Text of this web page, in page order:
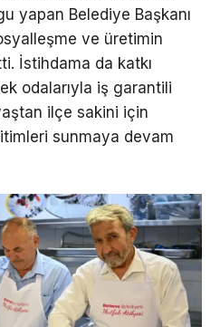
yapan Belediye Başkanı
ve üretimin
İstihdama da katkı
odalarıyla iş garantili
ilçe sakini için
sunmaya devam